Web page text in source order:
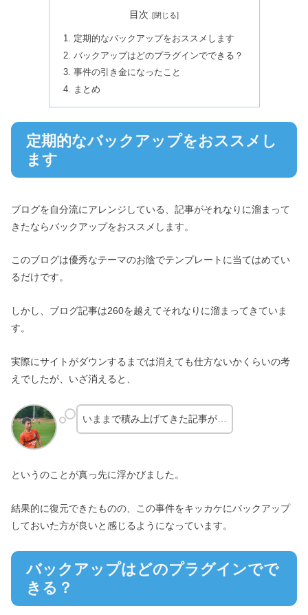
目次
定期的なバックアップをおススメします
バックアップはどのプラグインでできる？
事件の引き金になったこと
まとめ
定期的なバックアップをおススメし
ます
ブログを自分流にアレンジしている、記事がそれなりに溜まって
きたならバックアップをおススメします。
このブログは優秀なテーマのお陰でテンプレートに当てはめてい
るだけです。
しかし、ブログ記事は260を越えてそれなりに溜まってきていま
す。
実際にサイトがダウンするまでは消えても仕方ないかくらいの考
えでしたが、いざ消えると、
いままで積み上げてきた記事が…
というのことが真っ先に浮かびました。
結果的に復元できたものの、この事件をキッカケにバックアップ
しておいた方が良いと感じるようになっています。
バックアップはどのプラグインでで
きる？